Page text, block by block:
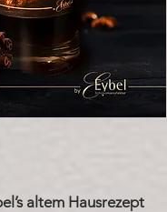
altem Hausrezept